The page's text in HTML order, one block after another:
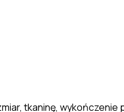
tkaninę, wykończenie